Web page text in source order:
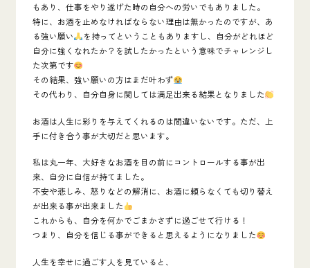
もあり、仕事をやり遂げた時の自分への労いでもありました。
特に、お酒を止めなければならない理由は無かったのですが、あ
る強い願い
を持ってということもありますし、自分がどれほど
自分に強くなれたか？を試したかったという意味でチャレンジし
た次第です
その結果、強い願いの方はまだ叶わず
その代わり、自分自身に関しては満足出来る結果となりました
お酒は人生に彩りを与えてくれるのは間違いないです。ただ、上
手に付き合う事が大切だと思います。
私は丸一年、大好きなお酒を目の前にコントロールする事が出
来、自分に自信が持てました。
不安や悲しみ、怒りなどの解消に、お酒に頼らなくても切り替え
が出来る事が出来ました
これからも、自分を何かでごまかさずに過ごせて行ける！
つまり、自分を信じる事ができると思えるようになりました
人生を幸せに過ごす人を見ていると、